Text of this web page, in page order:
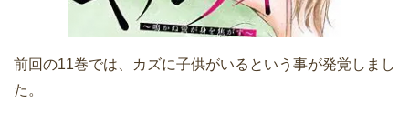
前回の11巻では、カズに子供がいるという事が発覚しまし
た。